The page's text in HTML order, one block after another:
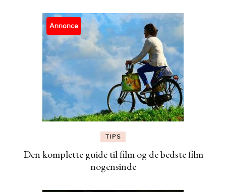
Annonce
TIPS
Den komplette guide til film og de bedste film
nogensinde